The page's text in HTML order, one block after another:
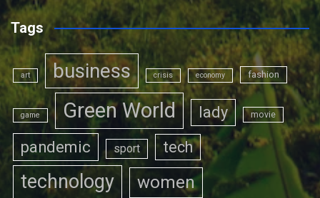
Tags
art business crisis economy fashion
game Green World lady movie
pandemic sport tech
technology women